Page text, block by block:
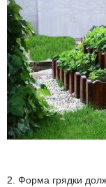
2. Форма грядки